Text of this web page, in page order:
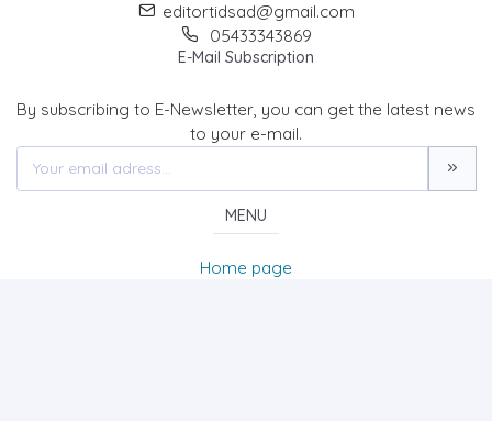
editortidsad@gmail.com
05433343869
E-Mail Subscription
By subscribing to E-Newsletter, you can get the latest news
to your e-mail.
MENU
Home page